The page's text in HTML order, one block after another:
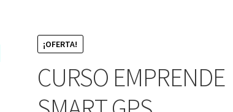
¡OFERTA!
CURSO EMPRENDE